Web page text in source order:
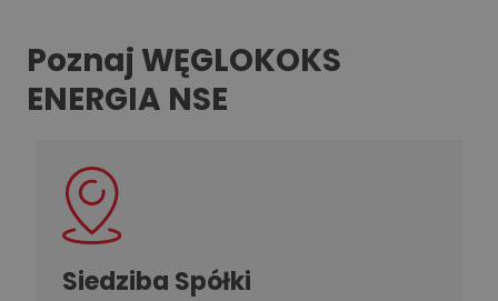
Poznaj WĘGLOKOKS
ENERGIA NSE
Siedziba Spółki